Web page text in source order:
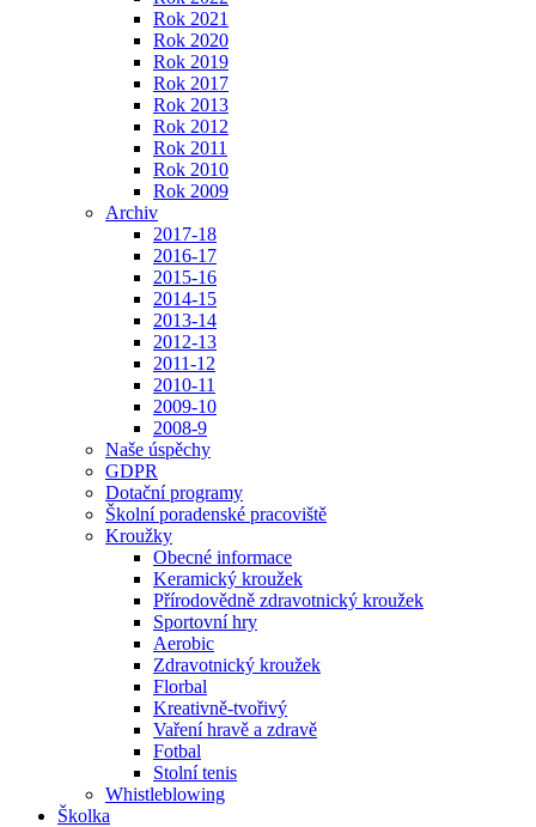
Rok 2021
Rok 2020
Rok 2019
Rok 2017
Rok 2013
Rok 2012
Rok 2011
Rok 2010
Rok 2009
Archiv
2017-18
2016-17
2015-16
2014-15
2013-14
2012-13
2011-12
2010-11
2009-10
2008-9
Naše úspěchy
GDPR
Dotační programy
Školní poradenské pracoviště
Kroužky
Obecné informace
Keramický kroužek
Přírodovědně zdravotnický kroužek
Sportovní hry
Aerobic
Zdravotnický kroužek
Florbal
Kreativně-tvořivý
Vaření hravě a zdravě
Fotbal
Stolní tenis
Whistleblowing
Školka